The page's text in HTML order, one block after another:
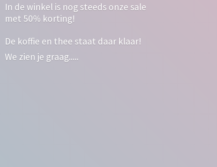
In de winkel is nog steeds onze sale
met 50% korting!
De koffie en thee staat daar klaar!
We zien je graag.....